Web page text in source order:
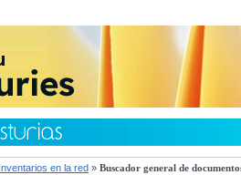
Inventarios en la red » Buscador general de